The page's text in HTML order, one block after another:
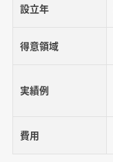
設立年
得意領域
実績例
費用